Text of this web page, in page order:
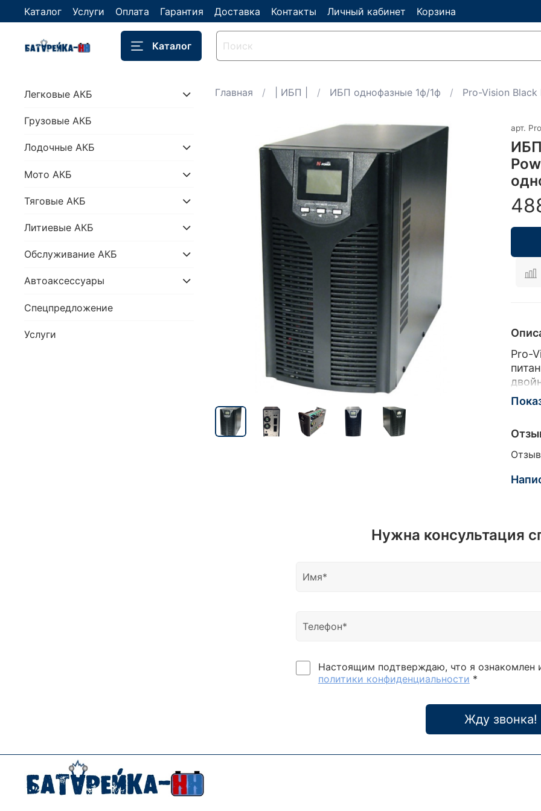
Каталог Услуги Оплата Гарантия Доставка Контакты Личный кабинет Корзина
Каталог
Главная | ИБП | ИБП однофазные 1ф/1ф Pro-Vision Black
арт.
Pro-
Pro-
Нужна консультация
Настоящим подтверждаю, что я ознакомлен
политики конфиденциальности *
Жду звонка!
Легковые АКБ
Грузовые АКБ
Лодочные АКБ
Мото АКБ
Тяговые АКБ
Литиевые АКБ
Обслуживание АКБ
Автоаксессуары
Спецпредложение
Услуги